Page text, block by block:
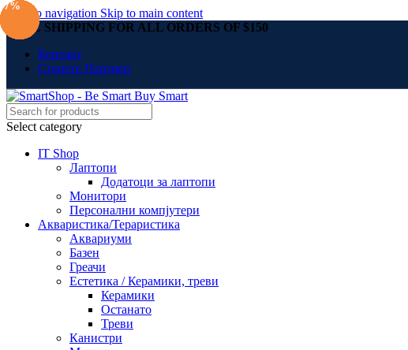
Skip to navigation Skip to main content
FREE SHIPPING FOR ALL ORDERS OF $150
Контакт
Станете Партнер
Select category
IT Shop
Лаптопи
Додатоци за лаптопи
Монитори
Персонални компјутери
Акваристика/Тераристика
Аквариуми
Базен
Греачи
Естетика / Керамики, треви
Керамики
Останато
Треви
Канистри
-7%
-23%
-30%
-5%
-45%
-7%
-34%
-7%
-7%
-29%
-7%